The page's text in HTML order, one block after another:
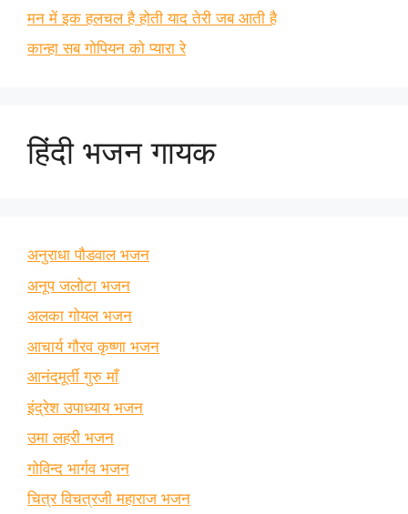
मन में इक हलचल है होती याद तेरी जब आती है
कान्हा सब गोपियन को प्यारा रे
हिंदी भजन गायक
अनुराधा पौडवाल भजन
अनूप जलोटा भजन
अलका गोयल भजन
आचार्य गौरव कृष्णा भजन
आनंदमूर्ती गुरु माँ
इंद्रेश उपाध्याय भजन
उमा लहरी भजन
गोविन्द भार्गव भजन
चित्र विचत्रजी महाराज भजन